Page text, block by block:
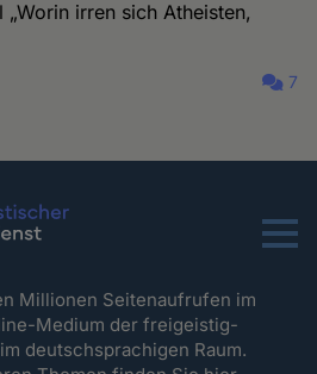
„Worin irren sich Atheisten,
7
Menu
Millionen Seitenaufrufen im
Medium der freigeistig-
deutschsprachigen Raum.